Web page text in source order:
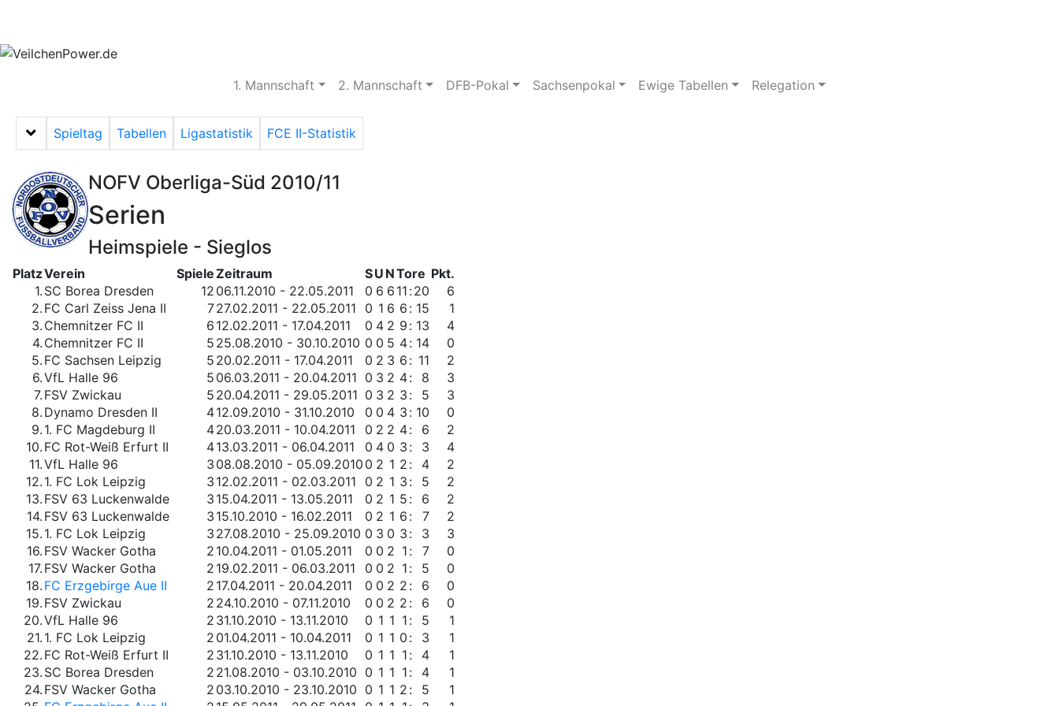
1. Mannschaft 2. Mannschaft DFB-Pokal Sachsenpokal Ewige Tabellen Relegation
Menü auf-/zuklappen
Spieltag Tabellen Ligastatistik FCE II-Statistik
NOFV Oberliga-Süd 2010/11
Serien
Heimspiele - Sieglos
PlatzVerein SpieleZeitraum SU NTore Pkt.
1. SC Borea Dresden 12 06.11.2010 - 22.05.2011 0 6 6 11 :20
6
2. FC Carl Zeiss Jena II 727.02.2011 - 22.05.2011 0 1 6 6 : 15
1
3. Chemnitzer FC II 6 12.02.2011 - 17.04.2011 0 4 2 9 : 13
4
4. Chemnitzer FC II 5 25.08.2010 - 30.10.2010 0 0 5 4: 14
0
5. FC Sachsen Leipzig 5 20.02.2011 - 17.04.2011 0 2 3 6 : 11
2
6.VfL Halle 96 5 06.03.2011 - 20.04.2011 0 3 2 4: 8
3
7. FSV Zwickau 5 20.04.2011 - 29.05.2011 0 3 2 3 : 5
3
8. Dynamo Dresden II 412.09.2010 - 31.10.2010 0 0 4 3 : 10
0
9. 1. FC Magdeburg II 420.03.2011 - 10.04.2011 0 2 2 4: 6
2
10. FC Rot-Weiß Erfurt II 413.03.2011 - 06.04.2011 0 4 0 3 : 3
4
11.VfL Halle 96 3 08.08.2010 - 05.09.2010 0 2 1 2 : 4
2
12. 1. FC Lok Leipzig 3 12.02.2011 - 02.03.2011 0 2 1 3 : 5
2
13. FSV 63 Luckenwalde 3 15.04.2011 - 13.05.2011 0 2 1 5 : 6
2
14. FSV 63 Luckenwalde 3 15.10.2010 - 16.02.2011 0 2 1 6 : 7
2
15. 1. FC Lok Leipzig 3 27.08.2010 - 25.09.2010 0 3 0 3 : 3
3
16. FSV Wacker Gotha 2 10.04.2011 - 01.05.2011 0 0 2 1 : 7
0
17. FSV Wacker Gotha 2 19.02.2011 - 06.03.2011 0 0 2 1 : 5
0
18. FC Erzgebirge Aue II 2 17.04.2011 - 20.04.2011 0 0 2 2 : 6
0
19. FSV Zwickau 2 24.10.2010 - 07.11.2010 0 0 2 2 : 6
0
20.VfL Halle 96 2 31.10.2010 - 13.11.2010 0 1 1 1 : 5
1
21. 1. FC Lok Leipzig 2 01.04.2011 - 10.04.2011 0 1 1 0 : 3
1
22. FC Rot-Weiß Erfurt II 2 31.10.2010 - 13.11.2010 0 1 1 1 : 4
1
23. SC Borea Dresden 2 21.08.2010 - 03.10.2010 0 1 1 1 : 4
1
24. FSV Wacker Gotha 2 03.10.2010 - 23.10.2010 0 1 1 2 : 5
1